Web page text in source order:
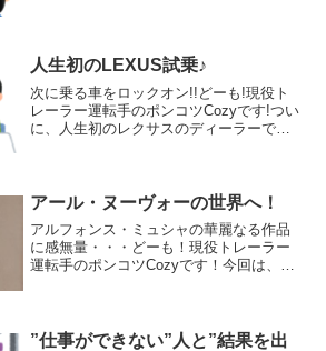
グを読んでく...
人生初のLEXUS試乗♪
次に乗る車をロックオン!!どーも!現役ト
レーラー運転手のポンコツCozyです!つい
に、人生初のレクサスのディーラーで、
タの”L...
アール・ヌーヴォーの世界へ！
アルフォンス・ミュシャの華麗なる作品
に感無量・・・どーも！現役トレーラー
運転手のポンコツCozyです！今回は、横
日、夫婦で...
”仕事ができない”人と”結果を出